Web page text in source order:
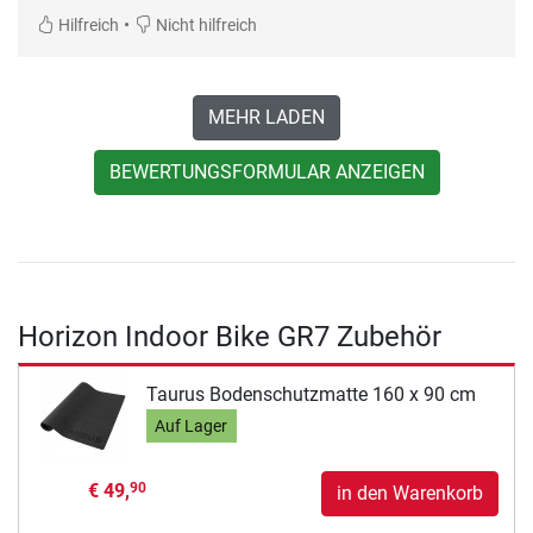
Hilfreich • Nicht hilfreich
MEHR LADEN
BEWERTUNGSFORMULAR ANZEIGEN
Horizon Indoor Bike GR7 Zubehör
Taurus Bodenschutzmatte 160 x 90 cm
Auf Lager
€ 49,90 in den Warenkorb